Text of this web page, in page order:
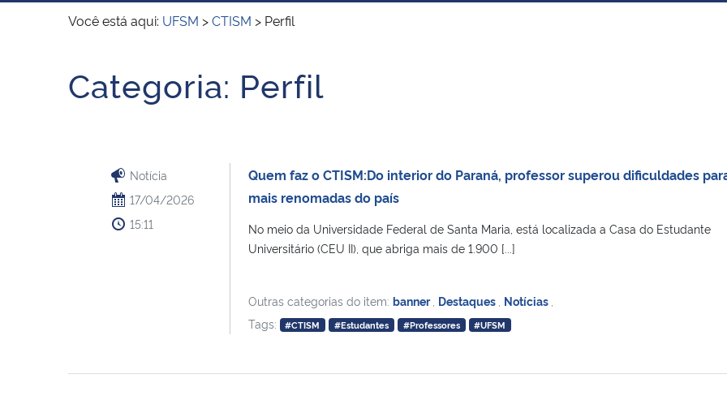
Secretaria de Governo
Gabinete de Segurança
Você está aqui: UFSM >CTISM > Perfil
Categoria: Perfil
Notícia
17/04/2026
15:11
Quem faz o CTISM:Do interior do Paraná, professor superou dificuldades
mais renomadas do país
No meio da Universidade Federal de Santa Maria, está localizada a Casa do Estudante
Universitário (CEU II), que abriga mais de 1.900 [...]
Outras categorias do item: banner Destaques Notícias
Tags:
#CTISM #Estudantes #Professores #UFSM